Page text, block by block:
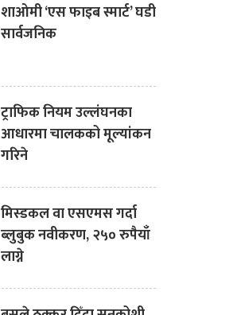
शाओमी ‘एस फाइब स्मार्ट’ घडी
सार्वजनिक
ट्राफिक नियम उल्लंघनका
आधारमा चालकको मूल्यांकन
गरिने
मिस्डकल वा एसएमस गर्दा
ब्लुबुक नवीकरण, २५० रुपैयाँ
लाग्ने